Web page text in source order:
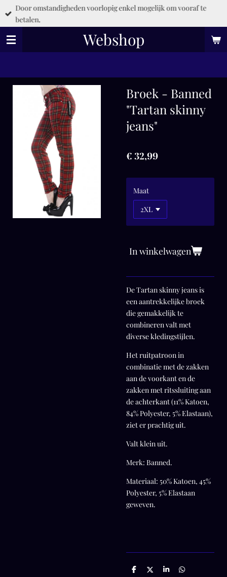
Ga
direct
de
Webshop
Door omstandigheden voorlopig enkel mogelijk om vooraf te
betalen.
Broek - Banned
"Tartan skinny
jeans"
€ 32,99
Maat
In winkelwagen
De Tartan skinny jeans is
een aantrekkelijke broek
die gemakkelijk te
combineren valt met
diverse kledingstijlen.
Het ruitpatroon in
combinatie met de zakken
aan de voorkant en de
zakken met ritssluiting aan
de achterkant (11% Katoen,
84% Polyester, 5% Elastaan),
ziet er prachtig uit.
Valt klein uit.
Merk: Banned.
Materiaal: 50% Katoen, 45%
Polyester, 5% Elastaan
geweven.
D
D
S
D